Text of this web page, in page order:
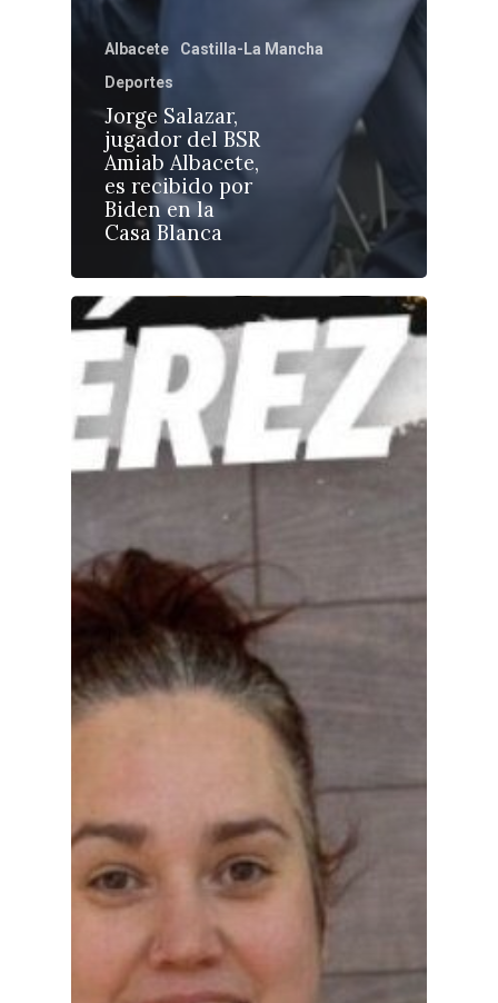
Albacete
Castilla-La Mancha
Deportes
Jorge Salazar,
jugador del BSR
Amiab Albacete,
es recibido por
Biden en la
Casa Blanca
Castilla-La
Ciudad Real
Albacete
Cuenca
Guadalajara
Talavera
Sanidad
Economía
Educación
Cultura
Deportes
Sucesos
Medio Ambiente
Planeta Rural
Especiales
Galerías